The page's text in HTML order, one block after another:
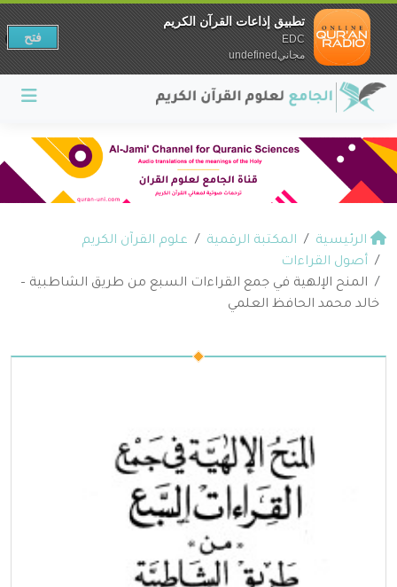
الرئيسية المكتبة الرقمية
علوم القرآن الكريم
أصول القراءات
المنح الإلهية في جمع القراءات السبع من طريق الشاطبية –
خالد محمد الحافظ العلمي
تطبيق إذاعات القرآن الكريم
EDC
مجانيundefined
فتح